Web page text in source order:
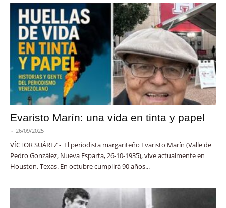
Evaristo Marín: una vida en tinta y papel
- 26/09/2025
VÍCTOR SUÁREZ - El periodista margariteño Evaristo Marín (Valle de
Pedro González, Nueva Esparta, 26-10-1935), vive actualmente en
Houston, Texas. En octubre cumplirá 90 años...